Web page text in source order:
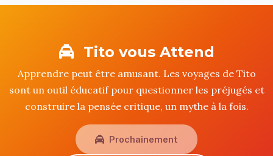
Tito vous Attend
Apprendre peut être amusant. Les voyages de Tito
sont un outil éducatif pour questionner les préjugés et
construire la pensée critique, un mythe à la fois.
Prochainement